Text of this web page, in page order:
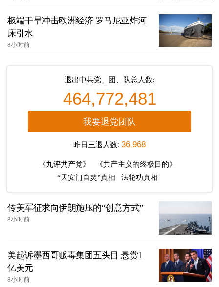
极端干旱冲击欧洲经济 罗马尼亚炸河
床引水
8小时前
退出中共党、团、队总人数:
464,772,481
我要退党团队
昨日三退人数: 36,968
《九评共产党》
《共产主义的终极目的》
“天安门自焚”真相
法轮功真相
传美军征求向伊朗施压的“创意方式”
8小时前
美起诉墨西哥贩毒集团五头目 悬赏1
亿美元
8小时前